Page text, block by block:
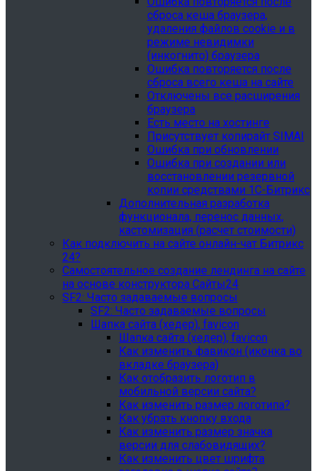
сброса кеша браузера,
удаления файлов cookie и в
режиме невидимки
(инкогнито) браузера
Ошибка повторяется после
сброса всего кеша на сайте
Отключены все расширения
браузера
Есть место на хостинге
Присутствует копирайт SIMAI
Ошибка при обновлении
Ошибка при создании или
восстановлении резервной
копии средствами 1С-Битрикс
Дополнительная разработка
функционала, перенос данных,
кастомизация (расчет стоимости)
Как подключить на сайте онлайн-чат Битрикс
24?
Самостоятельное создание лендинга на сайте
на основе конструктора Сайты24
SF2: Часто задаваемые вопросы
SF2: Часто задаваемые вопросы
Шапка сайта (хедер), favicon
Шапка сайта (хедер), favicon
Как изменить фавикон (иконка во
вкладке браузера)
Как отобразить логотип в
мобильной версии сайта?
Как изменить размер логотипа?
Как убрать кнопку входа
Как изменить размер значка
версии для слабовидящих?
Как изменить цвет шрифта